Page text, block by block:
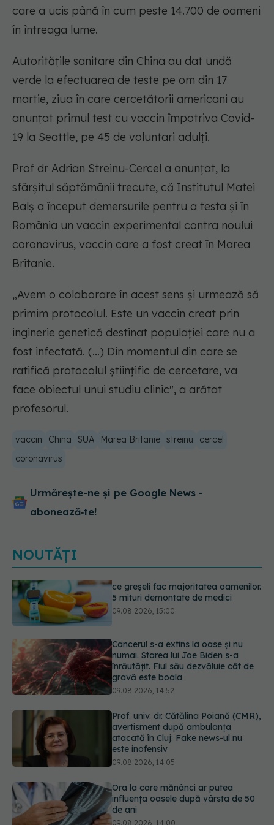
care a ucis până în cum peste 14.700 de oameni
în întreaga lume.
Autoritățile sanitare din China au dat undă
verde la efectuarea de teste pe om din 17
martie, ziua în care cercetătorii americani au
anunțat primul test cu vaccin împotriva Covid-
19 la Seattle, pe 45 de voluntari adulți.
Prof dr Adrian Streinu-Cercel a anunțat, la
sfârșitul săptămânii trecute, că Institutul Matei
Balș a început demersurile pentru a testa și în
România un vaccin experimental contra noului
coronavirus, vaccin care a fost creat în Marea
Britanie.
„Avem o colaborare în acest sens și urmează să
primim protocolul. Este un vaccin creat prin
inginerie genetică destinat populației care nu a
fost infectată. (...) Din momentul din care se
ratifică protocolul științific de cercetare, va
face obiectul unui studiu clinic", a arătat
profesorul.
vaccin China SUA Marea Britanie streinu
cercel
coronavirus
Urmărește-ne și pe Google News -
abonează‑te!
NOUTĂȚI
Cancerul s-a extins la oase și nu
numai. Starea lui Joe Biden s-a
09.08.2026, 14:52
Prof. univ. dr. Cătălina Poiană (CMR),
avertisment după ambulanța
atacată în Cluj: Fake news-ul nu
09.08.2026, 14:05
Ora la care mănânci ar putea
influența oasele după vârsta de 50
de ani
Ce este testul TORCH și cine trebuie
să-l facă. Ce înseamnă un rezultat